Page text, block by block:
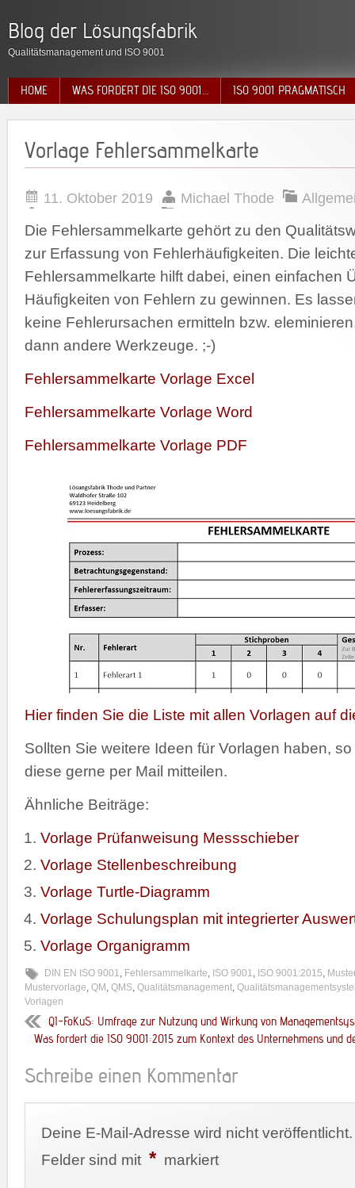
Blog der Lösungsfabrik
Qualitätsmanagement und ISO 9001
HOME WAS FORDERT DIE ISO 9001… ISO 9001 PRAGMATISCH
Vorlage Fehlersammelkarte
11. Oktober 2019 Michael Thode
Die Fehlersammelkarte gehört zu den
zur Erfassung von Fehlerhäufigkeiten. Die
Fehlersammelkarte hilft dabei, einen einfachen
Häufigkeiten von Fehlern zu gewinnen. Es
keine Fehlerursachen ermitteln bzw.
dann andere Werkzeuge. ;-)
Fehlersammelkarte Vorlage Excel
Fehlersammelkarte Vorlage Word
Fehlersammelkarte Vorlage PDF
Hier finden Sie die Liste mit allen Vorlagen auf
Sollten Sie weitere Ideen für Vorlagen haben,
diese gerne per Mail mitteilen.
Ähnliche Beiträge:
Vorlage Prüfanweisung Messschieber
Vorlage Stellenbeschreibung
Vorlage Turtle-Diagramm
Vorlage Schulungsplan mit integrierter
Vorlage Organigramm
DIN EN ISO 9001, Fehlersammelkarte, ISO 9001, ISO 9001:2015, Muster
Mustervorlage, QM , QMS, Qualitätsmanagement,
Vorlagen
QI-FoKuS: Umfrage zur Nutzung und Wirkung von
Was fordert die ISO 9001:2015 zum Kontext des Unternehmens und
Schreibe einen Kommentar
Deine E-Mail-Adresse wird nicht veröffentlicht.
Felder sind mit * markiert